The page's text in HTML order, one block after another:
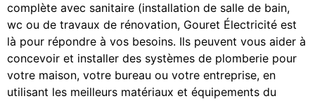
complète avec sanitaire (installation de salle de bain,
wc ou de travaux de rénovation, Gouret Électricité est
là pour répondre à vos besoins. Ils peuvent vous aider à
concevoir et installer des systèmes de plomberie pour
votre maison, votre bureau ou votre entreprise, en
utilisant les meilleurs matériaux et équipements du